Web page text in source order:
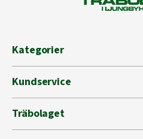
Kategorier
Kundservice
Träbolaget